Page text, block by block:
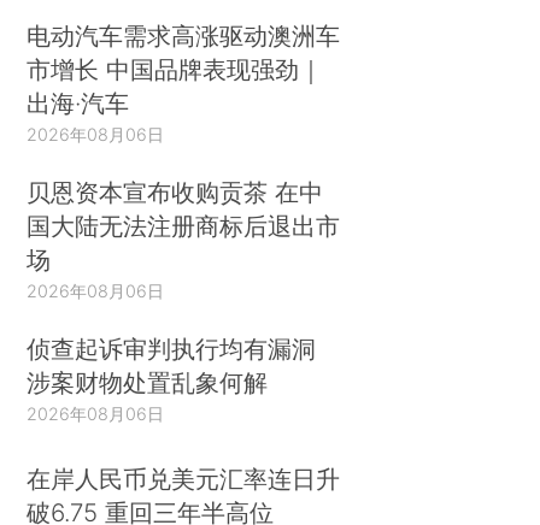
电动汽车需求高涨驱动澳洲车
市增长 中国品牌表现强劲｜
出海·汽车
2026年08月06日
贝恩资本宣布收购贡茶 在中
国大陆无法注册商标后退出市
场
2026年08月06日
侦查起诉审判执行均有漏洞
涉案财物处置乱象何解
2026年08月06日
在岸人民币兑美元汇率连日升
破6.75 重回三年半高位